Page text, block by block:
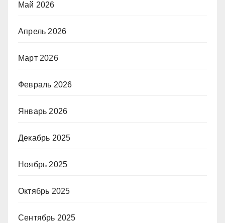
Май 2026
Апрель 2026
Март 2026
Февраль 2026
Январь 2026
Декабрь 2025
Ноябрь 2025
Октябрь 2025
Сентябрь 2025